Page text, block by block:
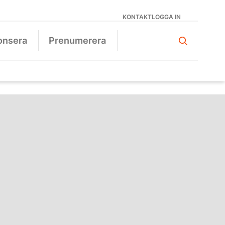
KONTAKTLOGGA IN
Prenumerera